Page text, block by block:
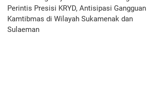
Perintis Presisi KRYD, Antisipasi Gangguan
Kamtibmas di Wilayah Sukamenak dan
Sulaeman